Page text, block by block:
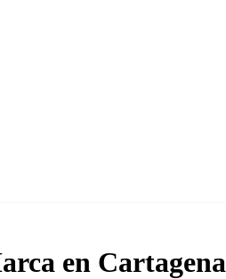
en Cartagena